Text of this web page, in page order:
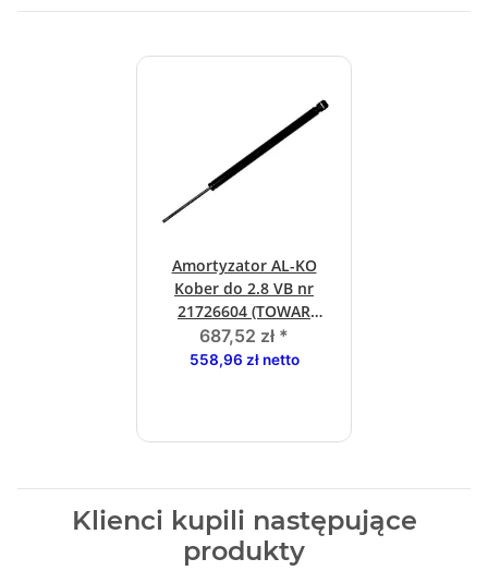
Amortyzator AL-KO
Kober do 2.8 VB nr
21726604 (TOWAR
ORYGINALNY)
687,52 zł *
558,96 zł netto
Klienci kupili następujące
produkty